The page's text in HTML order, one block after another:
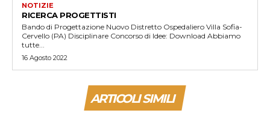
NOTIZIE
RICERCA PROGETTISTI
Bando di Progettazione Nuovo Distretto Ospedaliero Villa Sofia-
Cervello (PA) Disciplinare Concorso di Idee: Download Abbiamo
tutte...
16 Agosto 2022
ARTICOLI SIMILI